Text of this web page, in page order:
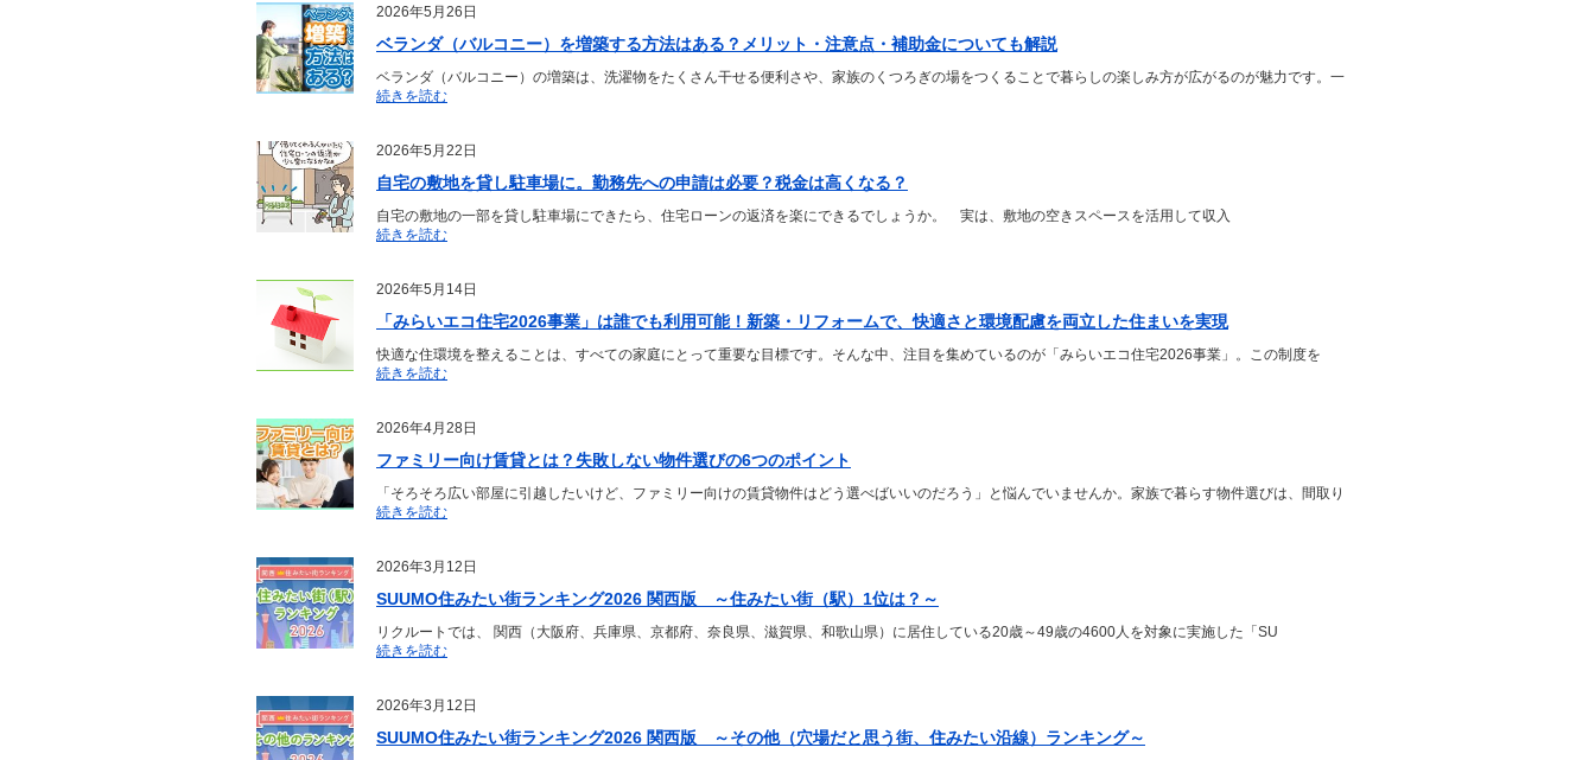
2026年5月26日
ベランダ（バルコニー）を増築する方法はある？メリット・注意点・補助金についても解説
ベランダ（バルコニー）の増築は、洗濯物をたくさん干せる便利さや、家族のくつろぎの場をつくることで暮らしの楽しみ方が広がるのが魅力です。一
続きを読む
2026年5月22日
自宅の敷地を貸し駐車場に。勤務先への申請は必要？税金は高くなる？
自宅の敷地の一部を貸し駐車場にできたら、住宅ローンの返済を楽にできるでしょうか。 実は、敷地の空きスペースを活用して収入
続きを読む
2026年5月14日
「みらいエコ住宅2026事業」は誰でも利用可能！新築・リフォームで、快適さと環境配慮を両立した住まいを実現
快適な住環境を整えることは、すべての家庭にとって重要な目標です。そんな中、注目を集めているのが「みらいエコ住宅2026事業」。この制度を
続きを読む
2026年4月28日
ファミリー向け賃貸とは？失敗しない物件選びの6つのポイント
「そろそろ広い部屋に引越したいけど、ファミリー向けの賃貸物件はどう選べばいいのだろう」と悩んでいませんか。家族で暮らす物件選びは、間取り
続きを読む
2026年3月12日
SUUMO住みたい街ランキング2026 関西版 ～住みたい街（駅）1位は？～
リクルートでは、 関西（大阪府、兵庫県、京都府、奈良県、滋賀県、和歌山県）に居住している20歳～49歳の4600人を対象に実施した「SU
続きを読む
2026年3月12日
SUUMO住みたい街ランキング2026 関西版 ～その他（穴場だと思う街、住みたい沿線）ランキング～